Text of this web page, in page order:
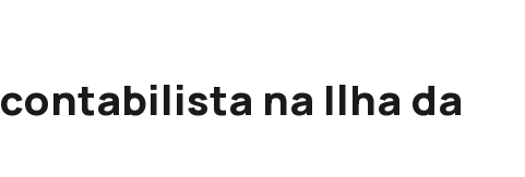
na Ilha da